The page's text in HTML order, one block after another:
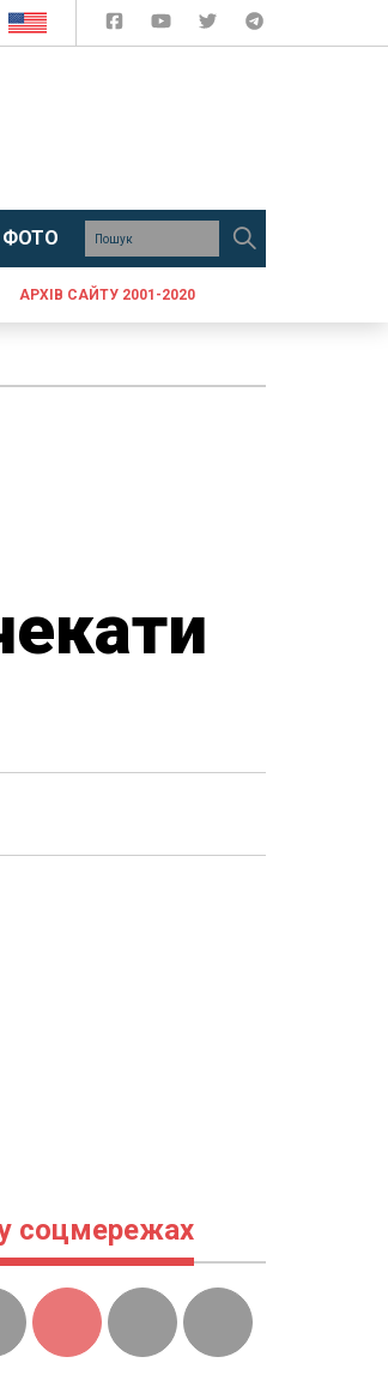
ФОТО
АРХІВ САЙТУ 2001-2020
соцмережах